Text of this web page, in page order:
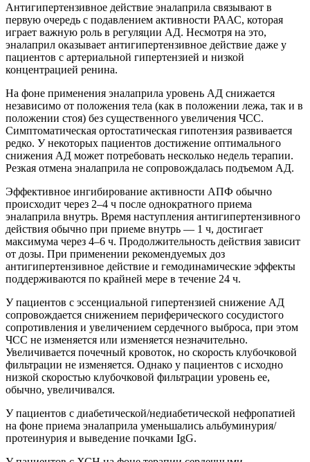
Антигипертензивное действие эналаприла связывают в
первую очередь с подавлением активности РААС, которая
играет важную роль в регуляции АД. Несмотря на это,
эналаприл оказывает антигипертензивное действие даже у
пациентов с артериальной гипертензией и низкой
концентрацией ренина.
На фоне применения эналаприла уровень АД снижается
независимо от положения тела (как в положении лежа, так и в
положении стоя) без существенного увеличения ЧСС.
Симптоматическая ортостатическая гипотензия развивается
редко. У некоторых пациентов достижение оптимального
снижения АД может потребовать несколько недель терапии.
Резкая отмена эналаприла не сопровождалась подъемом АД.
Эффективное ингибирование активности АПФ обычно
происходит через 2–4 ч после однократного приема
эналаприла внутрь. Время наступления антигипертензивного
действия обычно при приеме внутрь — 1 ч, достигает
максимума через 4–6 ч. Продолжительность действия зависит
от дозы. При применении рекомендуемых доз
антигипертензивное действие и гемодинамические эффекты
поддерживаются по крайней мере в течение 24 ч.
У пациентов с эссенциальной гипертензией снижение АД
сопровождается снижением периферического сосудистого
сопротивления и увеличением сердечного выброса, при этом
ЧСС не изменяется или изменяется незначительно.
Увеличивается почечный кровоток, но скорость клубочковой
фильтрации не изменяется. Однако у пациентов с исходно
низкой скоростью клубочковой фильтрации уровень ее,
обычно, увеличивался.
У пациентов с диабетической/недиабетической нефропатией
на фоне приема эналаприла уменьшались альбуминурия/
протеинурия и выведение почками IgG.